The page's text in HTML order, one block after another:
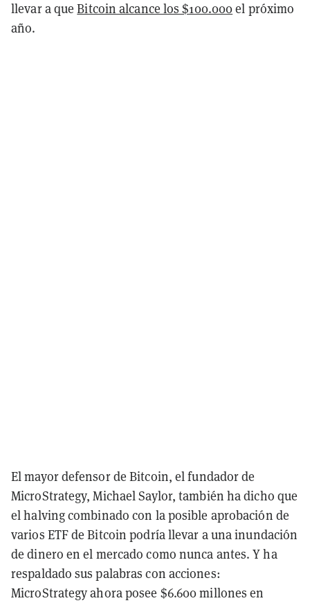
llevar a queBitcoin alcance los $100.000el próximo
año.
El mayor defensor de Bitcoin, el fundador de
MicroStrategy, Michael Saylor, también ha dicho que
el halving combinado con la posible aprobación de
varios ETF de Bitcoin podría llevar a una inundación
de dinero en el mercado como nunca antes. Y ha
respaldado sus palabras con acciones:
MicroStrategy ahora posee $6.600 millones en